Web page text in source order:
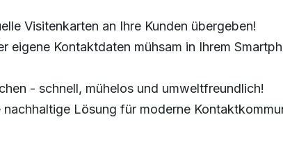
Visitenkarten an Ihre Kunden übergeben!
Kontaktdaten mühsam in Ihrem
- schnell, mühelos und umweltfreundlich!
nachhaltige Lösung für moderne